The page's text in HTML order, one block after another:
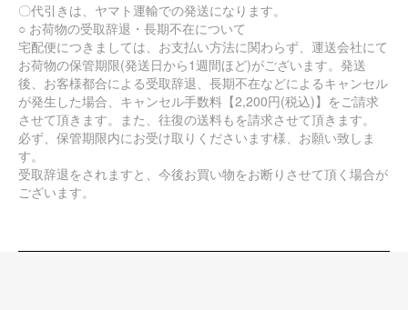
〇代引きは、ヤマト運輸での発送になります。
○ お荷物の受取辞退・長期不在について
宅配便につきましては、お支払い方法に関わらず、運送会社にて
お荷物の保管期限(発送日から1週間ほど)がございます。発送
後、お客様都合による受取辞退、長期不在などによるキャンセル
が発生した場合、キャンセル手数料【2,200円(税込)】をご請求
させて頂きます。また、往復の送料もを請求させて頂きます。
必ず、保管期限内にお受け取りくださいます様、お願い致しま
す。
受取辞退をされますと、今後お買い物をお断りさせて頂く場合が
ございます。